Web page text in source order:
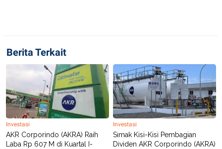
Berita Terkait
Investasi
AKR Corporindo (AKRA) Raih
Laba Rp 607 M di Kuartal I-
Investasi
Simak Kisi-Kisi Pembagian
Dividen AKR Corporindo (AKRA)